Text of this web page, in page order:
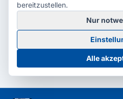
© 2026 Radio Potsdam. Webseite
Barrierefreiheitserklärung
Cookie-
bereitzustellen.
Nur
Alle